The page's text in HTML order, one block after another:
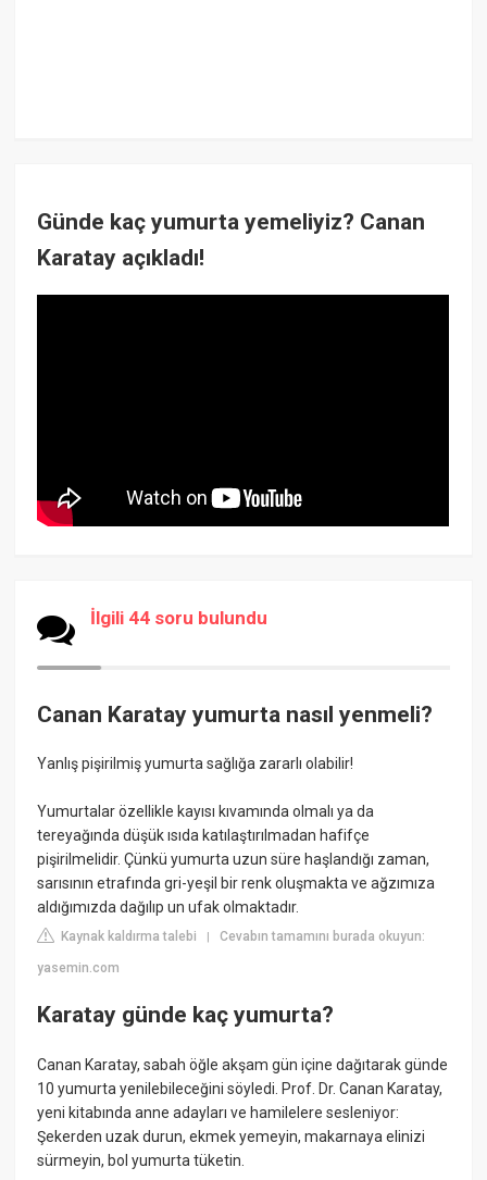
Günde kaç yumurta yemeliyiz? Canan
Karatay açıkladı!
İlgili 44 soru bulundu
Canan Karatay yumurta nasıl yenmeli?
Yanlış pişirilmiş yumurta sağlığa zararlı olabilir!
Yumurtalar özellikle kayısı kıvamında olmalı ya da
tereyağında düşük ısıda katılaştırılmadan hafifçe
pişirilmelidir. Çünkü yumurta uzun süre haşlandığı zaman,
sarısının etrafında gri-yeşil bir renk oluşmakta ve ağzımıza
aldığımızda dağılıp un ufak olmaktadır.
Kaynak kaldırma talebi |Cevabın tamamını burada okuyun:
yasemin.com
Karatay günde kaç yumurta?
Canan Karatay, sabah öğle akşam gün içine dağıtarak günde
10 yumurta yenilebileceğini söyledi. Prof. Dr. Canan Karatay,
yeni kitabında anne adayları ve hamilelere sesleniyor:
Şekerden uzak durun, ekmek yemeyin, makarnaya elinizi
sürmeyin, bol yumurta tüketin.